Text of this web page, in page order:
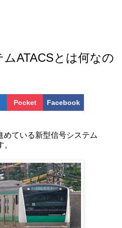
ATACSとは何なの
Pocket Facebook
ている新型信号システム